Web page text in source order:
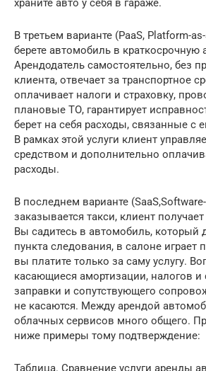
храните авто у себя в гараже.
В третьем варианте (PaaS, Platform-
берете автомобиль в краткосрочную
Арендодатель самостоятельно, без
клиента, отвечает за транспортное
оплачивает налоги и страховку,
плановые ТО, гарантирует
берет на себя расходы, связанные с
В рамках этой услуги клиент
средством и дополнительно
расходы.
В последнем варианте
заказывается такси, клиент
Вы садитесь в автомобиль, который
пункта следования, в салоне играет
вы платите только за саму услугу.
касающиеся амортизации, налогов и
заправки и сопутствующего
не касаются. Между арендой
облачных сервисов много общего.
ниже примеры тому подтверждение:
Таблица. Сравнение услуги аренды